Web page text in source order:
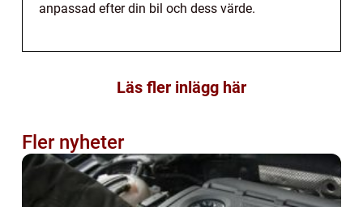
anpassad efter din bil och dess värde.
Läs fler inlägg här
Fler nyheter